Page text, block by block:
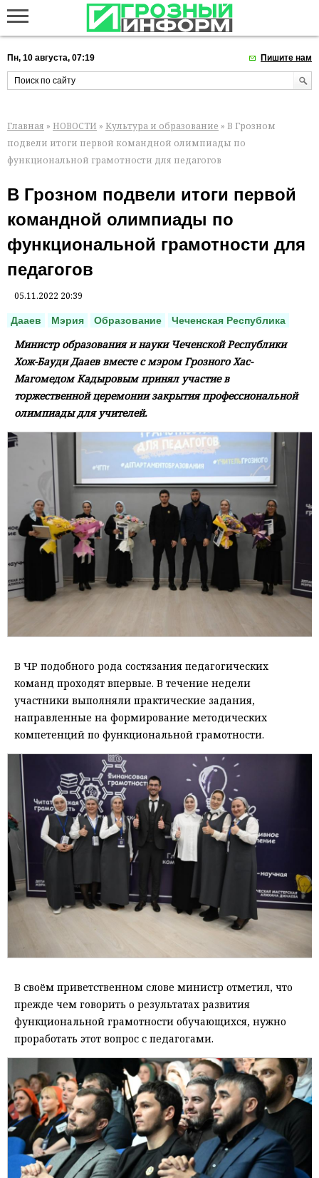
Пн, 10 августа, 07:19 Пишите нам
Главная » НОВОСТИ » Культура и образование » В Грозном
подвели итоги первой командной олимпиады по
функциональной грамотности для педагогов
В Грозном подвели итоги первой
командной олимпиады по
функциональной грамотности для
педагогов
05.11.2022 20:39
Дааев Мэрия Образование Чеченская Республика
Министр образования и науки Чеченской Республики
Хож-Бауди Дааев вместе с мэром Грозного Хас-
Магомедом Кадыровым принял участие в
торжественной церемонии закрытия профессиональной
олимпиады для учителей.
В ЧР подобного рода состязания педагогических
команд проходят впервые. В течение недели
участники выполняли практические задания,
направленные на формирование методических
компетенций по функциональной грамотности.
В своём приветственном слове министр отметил, что
прежде чем говорить о результатах развития
функциональной грамотности обучающихся, нужно
проработать этот вопрос с педагогами.